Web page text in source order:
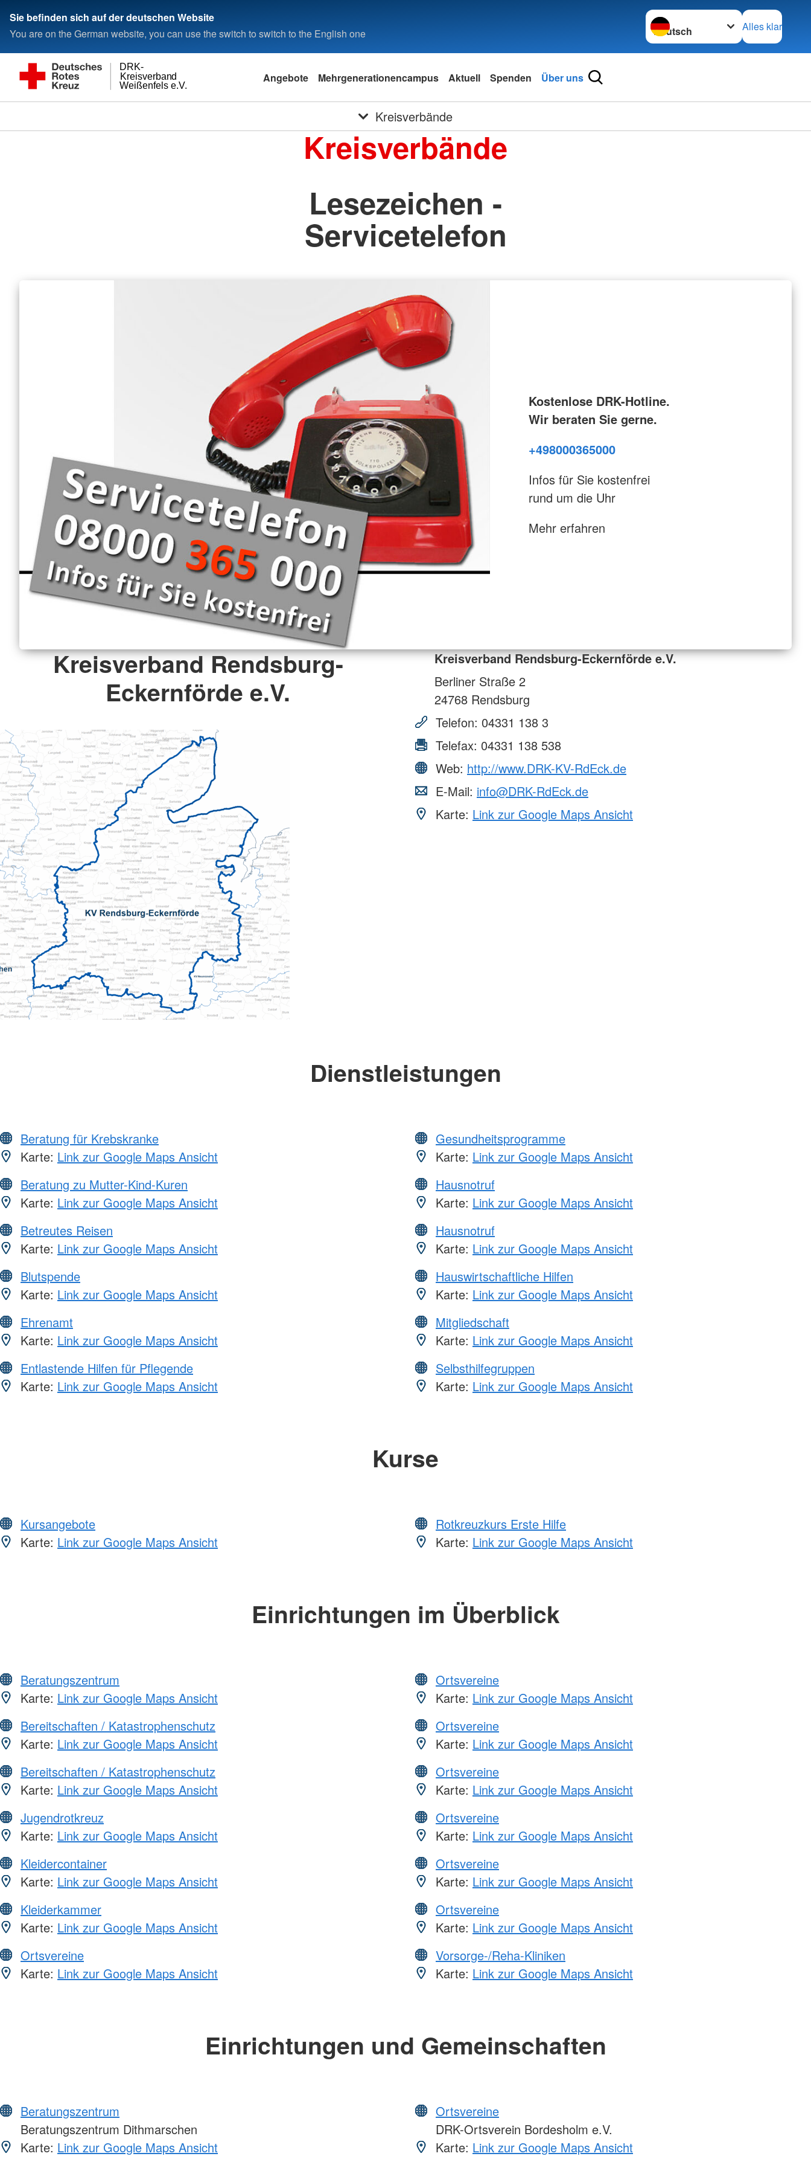
Sie befinden sich auf der deutschen Website
You are on the German website, you can use the switch to switch to the English one
Sprache wechseln zu
Alles klar
Weißenfels e.V.
Kreisverband
DRK-
Angebote Mehrgenerationencampus Aktuell Spenden Über uns
Kreisverbände
Kreisverbände
Lesezeichen -
Servicetelefon
Kostenlose DRK-Hotline.
Wir beraten Sie gerne.
+498000365000
Infos für Sie kostenfrei
rund um die Uhr
Mehr erfahren
Kreisverband Rendsburg-
Eckernförde e.V.
Kreisverband Rendsburg-Eckernförde e.V.
Berliner Straße 2
24768 Rendsburg
Telefon: 04331 138 3
Telefax: 04331 138 538
Web: http://www.DRK-KV-RdEck.de
E-Mail: info@DRK-RdEck.de
Karte: Link zur Google Maps Ansicht
Dienstleistungen
Beratung für Krebskranke
Karte: Link zur Google Maps Ansicht
Beratung zu Mutter-Kind-Kuren
Karte: Link zur Google Maps Ansicht
Betreutes Reisen
Karte: Link zur Google Maps Ansicht
Blutspende
Karte: Link zur Google Maps Ansicht
Ehrenamt
Karte: Link zur Google Maps Ansicht
Entlastende Hilfen für Pflegende
Karte: Link zur Google Maps Ansicht
Gesundheitsprogramme
Karte: Link zur Google Maps Ansicht
Hausnotruf
Karte: Link zur Google Maps Ansicht
Hausnotruf
Karte: Link zur Google Maps Ansicht
Hauswirtschaftliche Hilfen
Karte: Link zur Google Maps Ansicht
Mitgliedschaft
Karte: Link zur Google Maps Ansicht
Selbsthilfegruppen
Karte: Link zur Google Maps Ansicht
Kurse
Kursangebote
Karte: Link zur Google Maps Ansicht
Rotkreuzkurs Erste Hilfe
Karte: Link zur Google Maps Ansicht
Einrichtungen im Überblick
Beratungszentrum
Karte: Link zur Google Maps Ansicht
Bereitschaften / Katastrophenschutz
Karte: Link zur Google Maps Ansicht
Bereitschaften / Katastrophenschutz
Karte: Link zur Google Maps Ansicht
Jugendrotkreuz
Karte: Link zur Google Maps Ansicht
Kleidercontainer
Karte: Link zur Google Maps Ansicht
Kleiderkammer
Karte: Link zur Google Maps Ansicht
Ortsvereine
Karte: Link zur Google Maps Ansicht
Ortsvereine
Karte: Link zur Google Maps Ansicht
Ortsvereine
Karte: Link zur Google Maps Ansicht
Ortsvereine
Karte: Link zur Google Maps Ansicht
Ortsvereine
Karte: Link zur Google Maps Ansicht
Ortsvereine
Karte: Link zur Google Maps Ansicht
Ortsvereine
Karte: Link zur Google Maps Ansicht
Vorsorge-/Reha-Kliniken
Karte: Link zur Google Maps Ansicht
Einrichtungen und Gemeinschaften
Beratungszentrum
Beratungszentrum Dithmarschen
Karte: Link zur Google Maps Ansicht
Ortsvereine
DRK-Ortsverein Bordesholm e.V.
Karte: Link zur Google Maps Ansicht